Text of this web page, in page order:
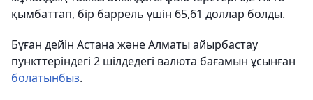
қымбаттап, бір баррель үшін 65,61 доллар болды.
Бұған дейін Астана және Алматы айырбастау
пункттеріндегі 2 шілдедегі валюта бағамын ұсынған
болатынбыз.